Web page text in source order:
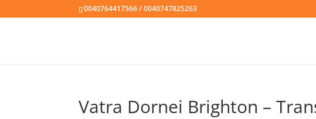
0040764417566 / 0040747825263
Vatra Dornei Brighton –